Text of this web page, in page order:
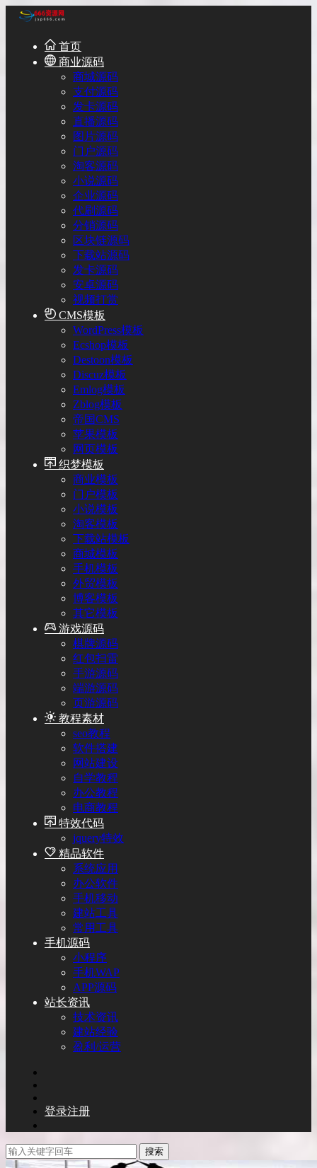
首页
商业源码
商城源码
支付源码
发卡源码
直播源码
图片源码
门户源码
淘客源码
小说源码
企业源码
代刷源码
分销源码
区块链源码
下载站源码
发卡源码
安卓源码
视频打赏
CMS模板
WordPress模板
Ecshop模板
Destoon模板
Discuz模板
Emlog模板
Zblog模板
帝国CMS
苹果模板
网页模板
织梦模板
商业模板
门户模板
小说模板
淘客模板
下载站模板
商城模板
手机模板
外贸模板
博客模板
其它模板
游戏源码
棋牌源码
红包扫雷
手游源码
端游源码
页游源码
教程素材
seo教程
软件搭建
网站建设
自学教程
办公教程
电商教程
特效代码
jquery特效
精品软件
系统应用
办公软件
手机移动
建站工具
常用工具
手机源码
小程序
手机WAP
APP源码
站长资讯
技术资讯
建站经验
盈利/运营
登录注册
搜索